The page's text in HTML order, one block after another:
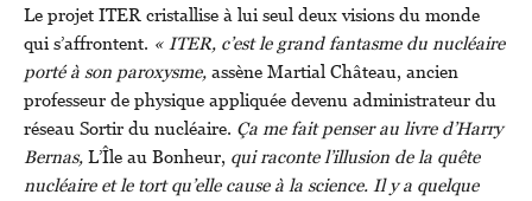
Le projet ITER cristallise à lui seul deux visions du monde
qui s’affrontent. « ITER, c’est le grand fantasme du nucléaire
porté à son paroxysme,assène Martial Château, ancien
professeur de physique appliquée devenu administrateur du
réseau Sortir du nucléaire. Ça me fait penser au livre d’Harry
Bernas,L’Île au Bonheur, qui raconte l’illusion de la quête
nucléaire et le tort qu’elle cause à la science. Il y a quelque